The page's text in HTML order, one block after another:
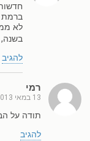
ברמת
לא
להגיב
רמי
13 במאי 2013
תודה על
להגיב